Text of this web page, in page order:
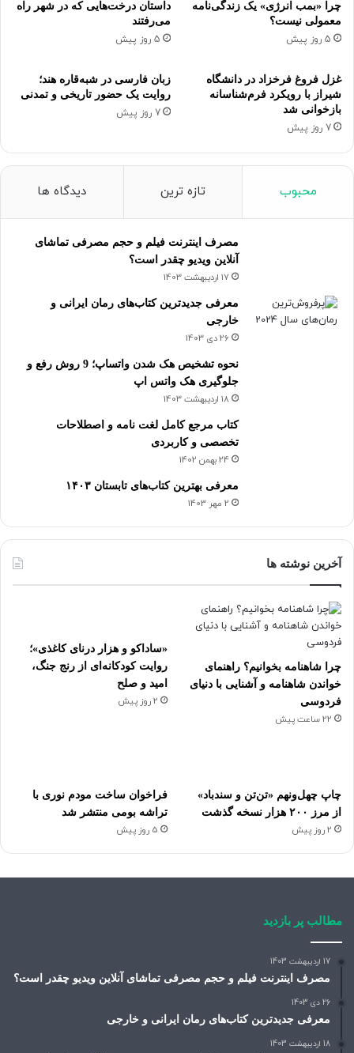
چرا «بمب انرژی» یک زندگی‌نامه
معمولی نیست؟
5 روز پیش
داستان درخت‌هایی که در شهر راه
می‌رفتند
5 روز پیش
غزل فروغ فرخزاد در دانشگاه
شیراز با رویکرد فرم‌شناسانه
بازخوانی شد
7 روز پیش
زبان فارسی در شبه‌قاره هند؛
روایت یک حضور تاریخی و تمدنی
7 روز پیش
محبوب تازه ترین دیدگاه ها
مصرف اینترنت فیلم و حجم مصرفی تماشای
آنلاین ویدیو چقدر است؟
17 اردیبهشت 1403
معرفی جدیدترین کتاب‌های رمان ایرانی و
خارجی
26 دی 1403
نحوه تشخیص هک شدن واتساپ؛ 9 روش رفع و
جلوگیری هک واتس اپ
18 اردیبهشت 1403
کتاب مرجع کامل لغت نامه و اصطلاحات
تخصصی و کاربردی
24 بهمن 1402
معرفی بهترین کتاب‌های تابستان ۱۴۰۳
2 مهر 1403
آخرین نوشته ها
چرا شاهنامه بخوانیم؟ راهنمای
خواندن شاهنامه و آشنایی با دنیای
فردوسی
22 ساعت پیش
«ساداکو و هزار درنای کاغذی»؛
روایت کودکانه‌ای از رنج جنگ،
امید و صلح
2 روز پیش
چاپ چهل‌ونهم «تن‌تن و سندباد»
از مرز ۲۰۰ هزار نسخه گذشت
2 روز پیش
فراخوان ساخت مودم نوری با
تراشه بومی منتشر شد
5 روز پیش
مطالب پر بازدید
17 اردیبهشت 1403
مصرف اینترنت فیلم و حجم مصرفی تماشای آنلاین ویدیو چقدر است؟
26 دی 1403
معرفی جدیدترین کتاب‌های رمان ایرانی و خارجی
18 اردیبهشت 1403